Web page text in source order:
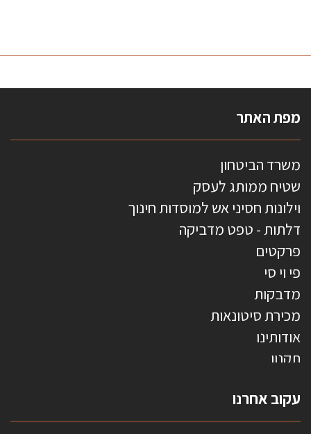
מפת האתר
משרד הביטחון
שטיח ממותג לעסק
וילונות חסיני אש למוסדות חינוך
דלתות - טפט מדביקה
פרקטים
פי וי סי
מדבקות
מכירת סיטונאות
אודותינו
תקנון
טפטים משולשים
וילונות חסיני אש
עקוב אחרנו